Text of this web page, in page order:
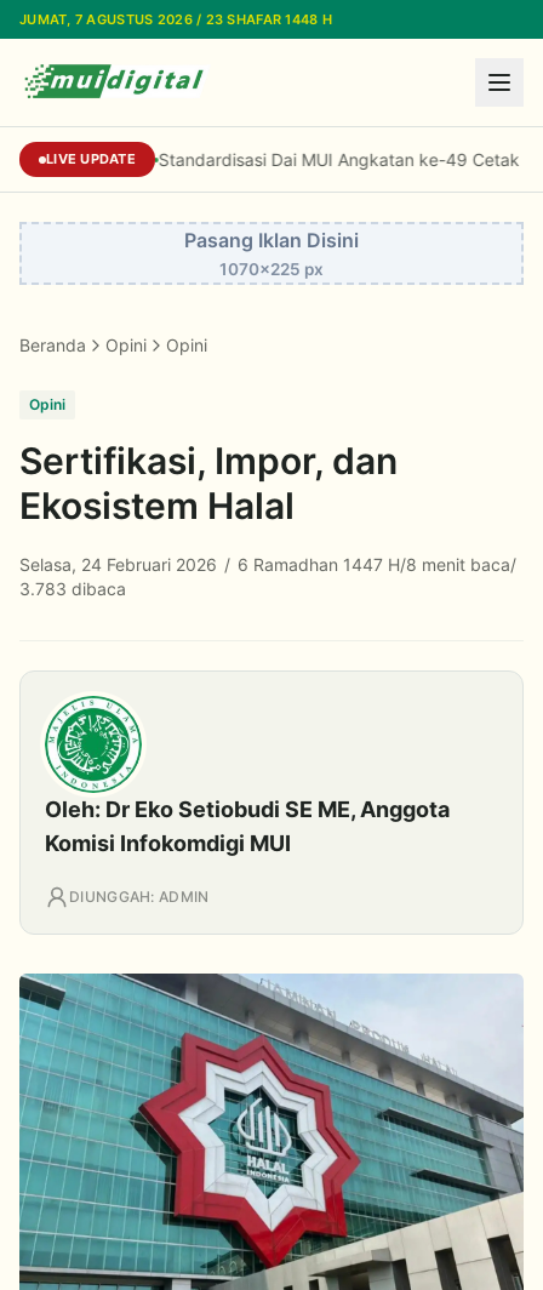
Lewati ke konten utama
JUMAT, 7 AGUSTUS 2026 / 23 SHAFAR 1448 H
LIVE UPDATEStandardisasi Dai MUI Angkatan ke-49 Cetak SDM
Pasang Iklan Disini
1070x225 px
Beranda Opini Opini
Opini
Sertifikasi, Impor, dan
Ekosistem Halal
Selasa, 24 Februari 2026 / 6 Ramadhan 1447 H/8 menit baca/
3.783 dibaca
Oleh: Dr Eko Setiobudi SE ME, Anggota
Komisi Infokomdigi MUI
DIUNGGAH: ADMIN